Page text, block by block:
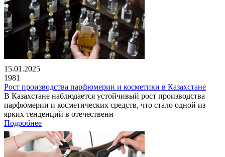
15.01.2025
1981
Рост производства парфюмерии и косметики в Казахстане
В Казахстане наблюдается устойчивый рост производства
парфюмерии и косметических средств, что стало одной из
ярких тенденций в отечественн
Подробнее